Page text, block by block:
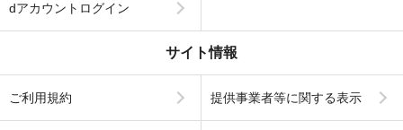
dアカウントログイン
サイト情報
ご利用規約 提供事業者等に関する表示